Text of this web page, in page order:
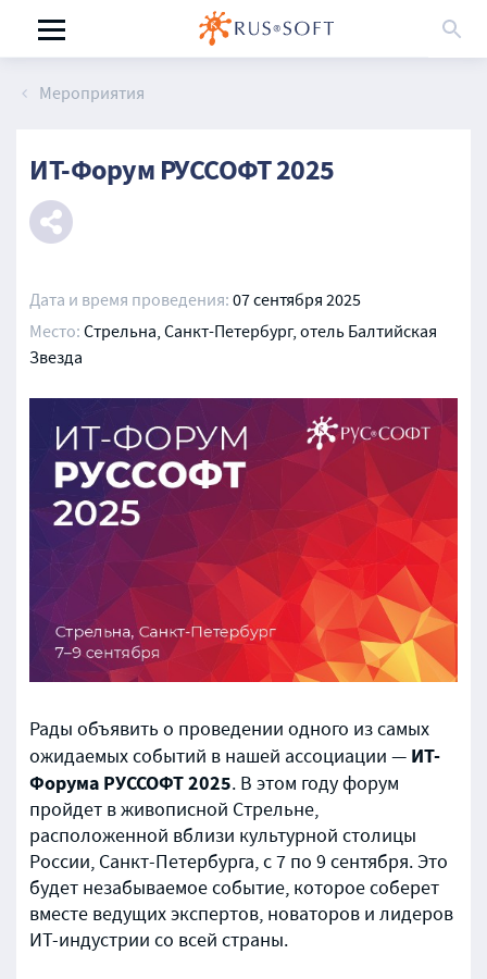
Мероприятия
ИТ-Форум РУССОФТ 2025
Дата и время проведения: 07 сентября 2025
Место: Стрельна, Санкт-Петербург, отель Балтийская
Звезда
Рады объявить о проведении одного из самых
ожидаемых событий в нашей ассоциации — ИТ-
Форума РУССОФТ 2025. В этом году форум
пройдет в живописной Стрельне,
расположенной вблизи культурной столицы
России, Санкт-Петербурга, с 7 по 9 сентября. Это
будет незабываемое событие, которое соберет
вместе ведущих экспертов, новаторов и лидеров
ИТ-индустрии со всей страны.